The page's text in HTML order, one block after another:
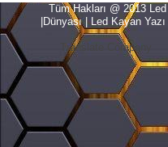
Tüm Hakları @ 2013
|Dünyası | Led Kayan
Translate Company